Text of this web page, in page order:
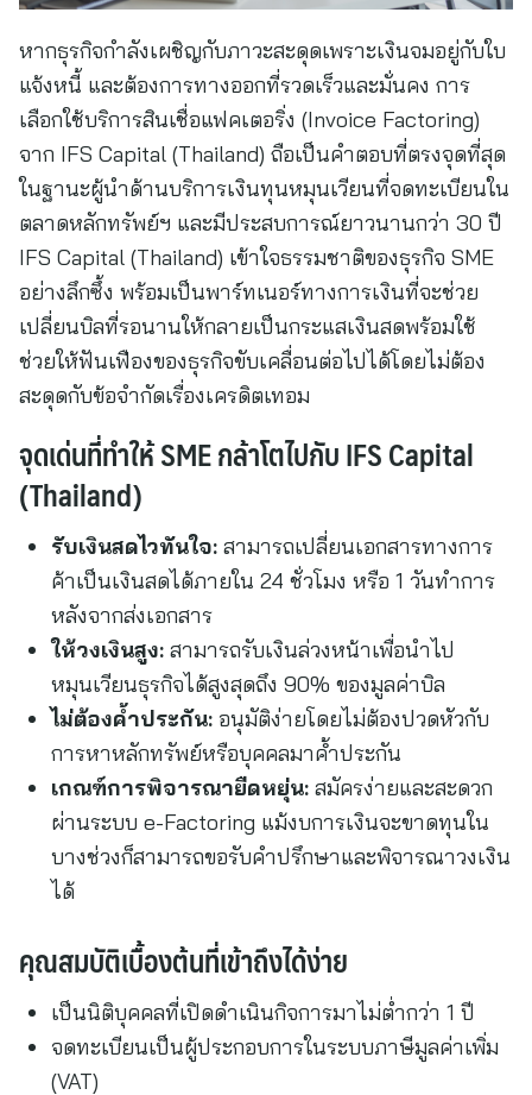
หากธุรกิจกำลังเผชิญกับภาวะสะดุดเพราะเงินจมอยู่กับใบ
แจ้งหนี้ และต้องการทางออกที่รวดเร็วและมั่นคง การ
เลือกใช้บริการสินเชื่อแฟคเตอริ่ง (Invoice Factoring)
จาก IFS Capital (Thailand) ถือเป็นคำตอบที่ตรงจุดที่สุด
ในฐานะผู้นำด้านบริการเงินทุนหมุนเวียนที่จดทะเบียนใน
ตลาดหลักทรัพย์ฯ และมีประสบการณ์ยาวนานกว่า 30 ปี
IFS Capital (Thailand) เข้าใจธรรมชาติของธุรกิจ SME
อย่างลึกซึ้ง พร้อมเป็นพาร์ทเนอร์ทางการเงินที่จะช่วย
เปลี่ยนบิลที่รอนานให้กลายเป็นกระแสเงินสดพร้อมใช้
ช่วยให้ฟันเฟืองของธุรกิจขับเคลื่อนต่อไปได้โดยไม่ต้อง
สะดุดกับข้อจำกัดเรื่องเครดิตเทอม
จุดเด่นที่ทำให้ SME กล้าโตไปกับ IFS Capital
(Thailand)
รับเงินสดไวทันใจ: สามารถเปลี่ยนเอกสารทางการ
ค้าเป็นเงินสดได้ภายใน 24 ชั่วโมง หรือ 1 วันทำการ
หลังจากส่งเอกสาร
ให้วงเงินสูง: สามารถรับเงินล่วงหน้าเพื่อนำไป
หมุนเวียนธุรกิจได้สูงสุดถึง 90% ของมูลค่าบิล
ไม่ต้องค้ำประกัน: อนุมัติง่ายโดยไม่ต้องปวดหัวกับ
การหาหลักทรัพย์หรือบุคคลมาค้ำประกัน
เกณฑ์การพิจารณายืดหยุ่น: สมัครง่ายและสะดวก
ผ่านระบบ e-Factoring แม้งบการเงินจะขาดทุนใน
บางช่วงก็สามารถขอรับคำปรึกษาและพิจารณาวงเงิน
ได้
คุณสมบัติเบื้องต้นที่เข้าถึงได้ง่าย
เป็นนิติบุคคลที่เปิดดำเนินกิจการมาไม่ต่ำกว่า 1 ปี
จดทะเบียนเป็นผู้ประกอบการในระบบภาษีมูลค่าเพิ่ม
(VAT)